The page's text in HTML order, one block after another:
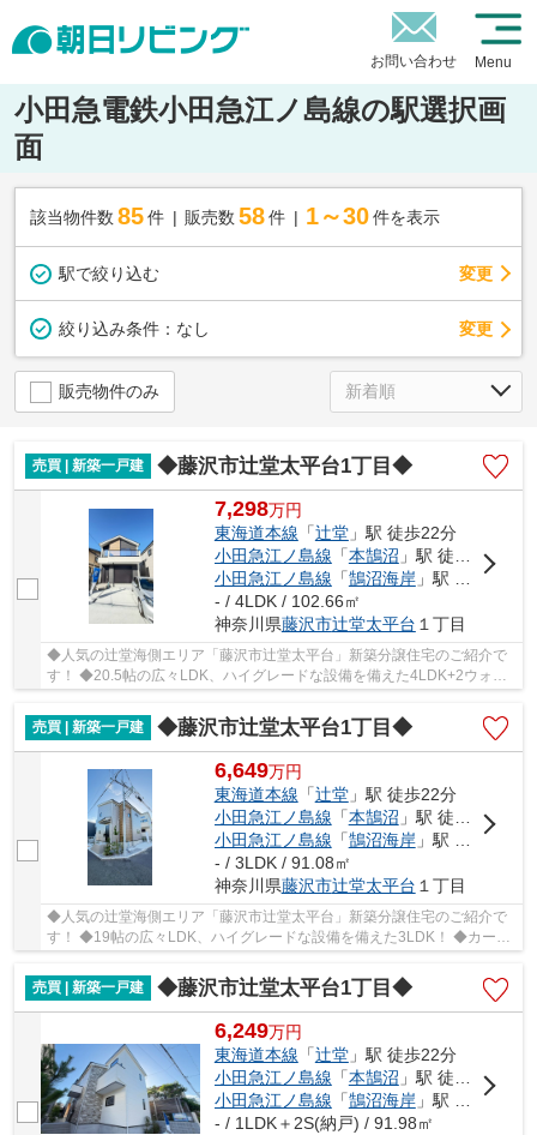
お問い合わせ Menu
小田急電鉄小田急江ノ島線の駅選択画
面
該当物件数 85件 販売数 58 件 1～30 件を表示
駅で絞り込む 変更
絞り込み条件： なし 変更
販売物件のみ
売買 | 新築一戸建 ◆藤沢市辻堂太平台1丁目◆
7,298万円
東海道本線 「辻堂」駅 徒歩22分
小田急江ノ島線 「本鵠沼 」駅 徒歩22分
小田急江ノ島線 「鵠沼海岸」駅 徒歩21分
- / 4LDK / 102.66㎡
神奈川県藤沢市辻堂太平台 １丁目
◆人気の辻堂海側エリア「藤沢市辻堂太平台」新築分譲住宅のご紹介で
す！ ◆20.5帖の広々LDK、ハイグレードな設備を備えた4LDK+2ウォー
クインクローゼット！ ◆カースペース並列2台分あり...
売買 | 新築一戸建
◆藤沢市辻堂太平台1丁目◆
6,649万円
東海道本線 「辻堂」駅 徒歩22分
小田急江ノ島線 「本鵠沼 」駅 徒歩23分
小田急江ノ島線 「鵠沼海岸」駅 徒歩22分
- / 3LDK / 91.08㎡
神奈川県藤沢市辻堂太平台 １丁目
◆人気の辻堂海側エリア「藤沢市辻堂太平台」新築分譲住宅のご紹介で
す！ ◆19帖の広々LDK、ハイグレードな設備を備えた3LDK！ ◆カース
ペース2台分あり！ ◆JR東海道線「辻堂」駅徒歩22分...
売買 | 新築一戸建
◆藤沢市辻堂太平台1丁目◆
6,249万円
東海道本線 「辻堂」駅 徒歩22分
小田急江ノ島線 「本鵠沼 」駅 徒歩23分
小田急江ノ島線 「鵠沼海岸」駅 徒歩22分
- / 1LDK＋2S(納戸) / 91.98㎡